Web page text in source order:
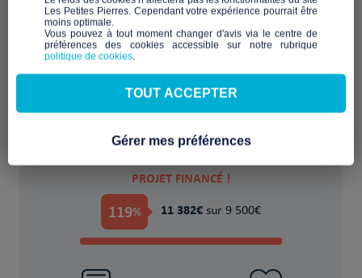
Equipement (mobilier, literie)
POUR
PROJET FINANCÉ !
119% 11 382€ sur 9 500€
Les Petites Pierres. Cependant votre expérience pourrait être
moins optimale.​
Vous pouvez à tout moment changer d'avis via le centre de
préférences des cookies accessible sur notre rubrique
politique de cookies.
TOUT ACCEPTER
Gérer mes préférences